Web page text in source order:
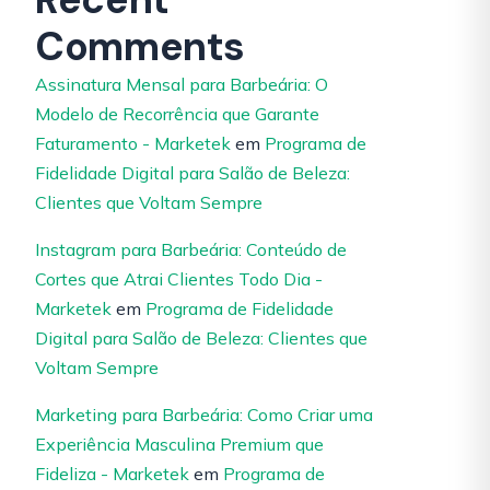
Comments
Assinatura Mensal para Barbeária: O
Modelo de Recorrência que Garante
Faturamento - Marketek em Programa de
Fidelidade Digital para Salão de Beleza:
Clientes que Voltam Sempre
Instagram para Barbeária: Conteúdo de
Cortes que Atrai Clientes Todo Dia -
Marketek em Programa de Fidelidade
Digital para Salão de Beleza: Clientes que
Voltam Sempre
Marketing para Barbeária: Como Criar uma
Experiência Masculina Premium que
Fideliza - Marketek em Programa de